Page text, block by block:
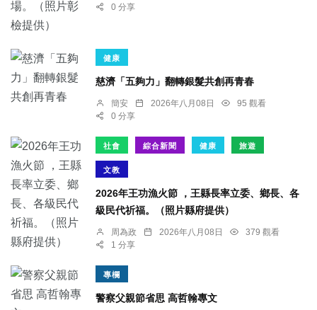
0 分享
健康
慈濟「五夠力」翻轉銀髮共創再青春
簡安 2026年八月08日
95 觀看
0 分享
社會 綜合新聞 健康 旅遊
文教
2026年王功漁火節 ，王縣長率立委、鄉長、各
級民代祈福。（照片縣府提供）
周為政 2026年八月08日
379 觀看
1 分享
專欄
警察父親節省思 高哲翰專文